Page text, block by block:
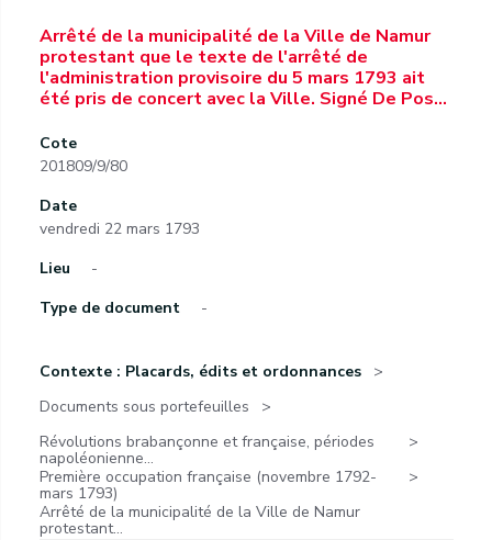
Arrêté de la municipalité de la Ville de Namur
protestant que le texte de l'arrêté de
l'administration provisoire du 5 mars 1793 ait
été pris de concert avec la Ville. Signé De Pos…
Cote
201809/9/80
Date
vendredi 22 mars 1793
Lieu
-
Type de document
-
Contexte : Placards, édits et ordonnances
Documents sous portefeuilles
Révolutions brabançonne et française, périodes
napoléonienne...
Première occupation française (novembre 1792-
mars 1793)
Arrêté de la municipalité de la Ville de Namur
protestant...